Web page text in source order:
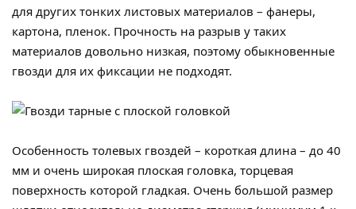
для других тонких листовых материалов – фанеры,
картона, пленок. Прочность на разрыв у таких
материалов довольно низкая, поэтому обыкновенные
гвозди для их фиксации не подходят.
Особенность толевых гвоздей – короткая длина – до 40
мм и очень широкая плоская головка, торцевая
поверхность которой гладкая. Очень большой размер